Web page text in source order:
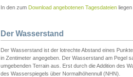
In den zum Download angebotenen Tagesdateien
Der Wasserstand
Der Wasserstand ist der lotrechte Abstand eines
in Zentimeter angegeben. Der Wasserstand am Pegel
umgebenden Terrain aus. Erst durch die Addition des
des Wasserspiegels über Normalhöhennull (NHN).